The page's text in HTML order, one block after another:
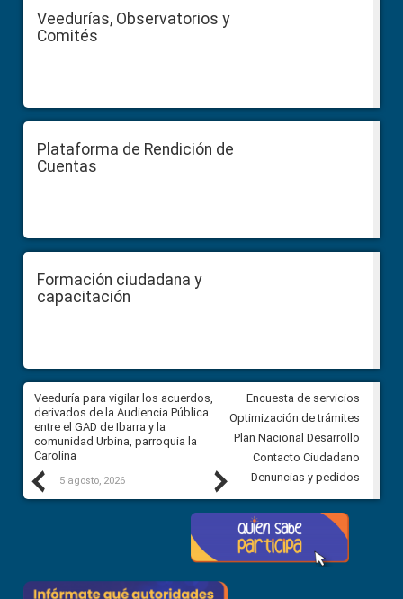
Veedurías, Observatorios y
Comités
Plataforma de Rendición de
Cuentas
Formación ciudadana y
capacitación
Previous
Veeduría para vigilar los acuerdos,
derivados de la Audiencia Pública
entre el GAD de Ibarra y la
comunidad Urbina, parroquia la
Carolina
5 agosto, 2026
CPCCS convoca a Veeduría
Ciudadana para vigilar el
en la Universidad de Cuenca
5 agosto, 2026
Next
Encuesta de servicios
Optimización de trámites
Plan Nacional Desarrollo
Contacto Ciudadano
Denuncias y pedidos